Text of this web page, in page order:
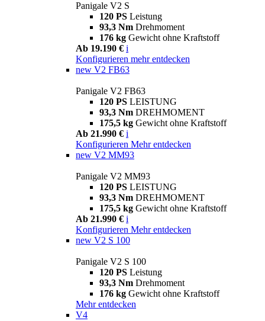
Panigale V2 S
120 PS Leistung
93,3 Nm Drehmoment
176 kg Gewicht ohne Kraftstoff
Ab 19.190 € i
Konfigurieren mehr entdecken
new V2 FB63
Panigale V2 FB63
120 PS LEISTUNG
93,3 Nm DREHMOMENT
175,5 kg Gewicht ohne Kraftstoff
Ab 21.990 € i
Konfigurieren Mehr entdecken
new V2 MM93
Panigale V2 MM93
120 PS LEISTUNG
93,3 Nm DREHMOMENT
175,5 kg Gewicht ohne Kraftstoff
Ab 21.990 € i
Konfigurieren Mehr entdecken
new V2 S 100
Panigale V2 S 100
120 PS Leistung
93,3 Nm Drehmoment
176 kg Gewicht ohne Kraftstoff
Mehr entdecken
V4